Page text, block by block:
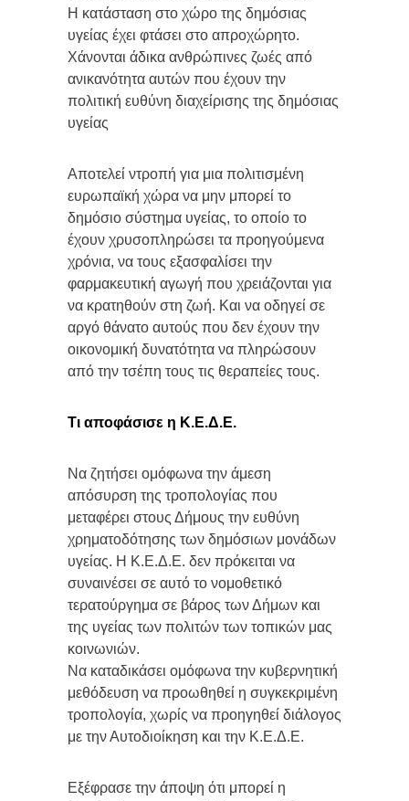
Η κατάσταση στο χώρο της δημόσιας
υγείας έχει φτάσει στο απροχώρητο.
Χάνονται άδικα ανθρώπινες ζωές από
ανικανότητα αυτών που έχουν την
πολιτική ευθύνη διαχείρισης της δημόσιας
υγείας
Αποτελεί ντροπή για μια πολιτισμένη
ευρωπαϊκή χώρα να μην μπορεί το
δημόσιο σύστημα υγείας, το οποίο το
έχουν χρυσοπληρώσει τα προηγούμενα
χρόνια, να τους εξασφαλίσει την
φαρμακευτική αγωγή που χρειάζονται για
να κρατηθούν στη ζωή. Και να οδηγεί σε
αργό θάνατο αυτούς που δεν έχουν την
οικονομική δυνατότητα να πληρώσουν
από την τσέπη τους τις θεραπείες τους.
Τι αποφάσισε η Κ.Ε.Δ.Ε.
Να ζητήσει ομόφωνα την άμεση
απόσυρση της τροπολογίας που
μεταφέρει στους Δήμους την ευθύνη
χρηματοδότησης των δημόσιων μονάδων
υγείας. Η Κ.Ε.Δ.Ε. δεν πρόκειται να
συναινέσει σε αυτό το νομοθετικό
τερατούργημα σε βάρος των Δήμων και
της υγείας των πολιτών των τοπικών μας
κοινωνιών.
Να καταδικάσει ομόφωνα την κυβερνητική
μεθόδευση να προωθηθεί η συγκεκριμένη
τροπολογία, χωρίς να προηγηθεί διάλογος
με την Αυτοδιοίκηση και την Κ.Ε.Δ.Ε.
Εξέφρασε την άποψη ότι μπορεί η